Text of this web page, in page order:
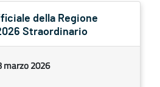
della Regione
Straordinario
marzo 2026